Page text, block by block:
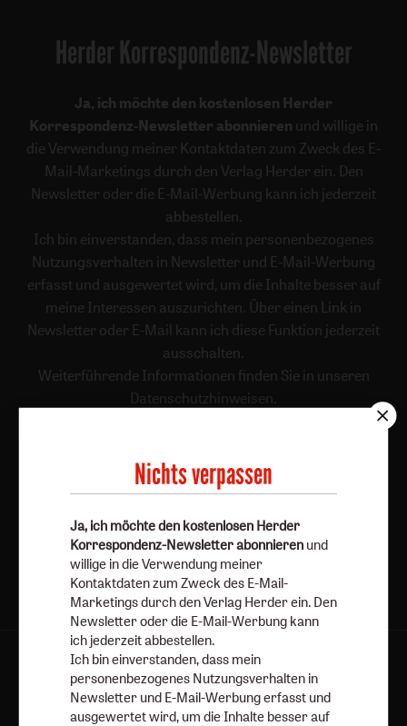
Herder Korrespondenz-Newsletter
Ja, ich möchte den kostenlosen Herder
Korrespondenz-Newsletter abonnieren und willige in
die Verwendung meiner Kontaktdaten zum Zweck des E-
Mail-Marketings durch den Verlag Herder ein. Den
Newsletter oder die E-Mail-Werbung kann ich jederzeit
abbestellen.
Ich bin einverstanden, dass mein personenbezogenes
Nutzungsverhalten in Newsletter und E-Mail-Werbung
erfasst und ausgewertet wird, um die Inhalte besser auf
meine Interessen auszurichten. Über einen Link in
Newsletter oder E-Mail kann ich diese Funktion jederzeit
ausschalten.
Weiterführende Informationen finden Sie in unseren
Datenschutzhinweisen .
Jetzt anmelden
AGB und Widerrufsbelehrung
Datenschutz
Barrierefreiheit
Impressum
Nichts verpassen
Ja, ich möchte den kostenlosen Herder
Korrespondenz-Newsletter abonnieren und
willige in die Verwendung meiner
Kontaktdaten zum Zweck des E-Mail-
Marketings durch den Verlag Herder ein. Den
Newsletter oder die E-Mail-Werbung kann
ich jederzeit abbestellen.
Ich bin einverstanden, dass mein
personenbezogenes Nutzungsverhalten in
Newsletter und E-Mail-Werbung erfasst und
ausgewertet wird, um die Inhalte besser auf